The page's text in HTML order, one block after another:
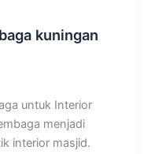
kuningan
untuk Interior
menjadi
interior masjid.